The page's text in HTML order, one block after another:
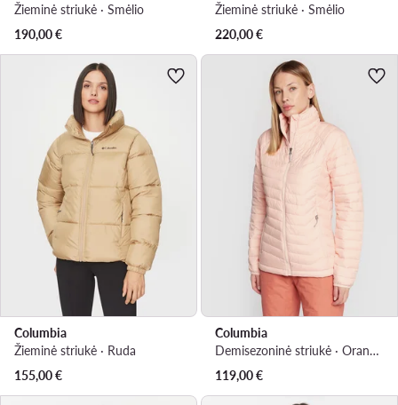
Žieminė striukė · Smėlio
190,00€
Žieminė striukė · Smėlio
220,00€
Columbia
Žieminė striukė · Ruda
155,00€
Columbia
Demisezoninė striukė · Oranžinė
119,00€